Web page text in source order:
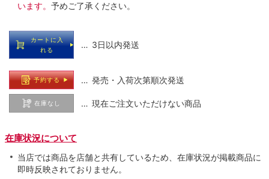
います。 予めご了承ください。
カートに入
れる
… 3日以内発送
予約する … 発売・入荷次第順次発送
在庫なし … 現在ご注文いただけない商品
在庫状況について
当店では商品を店舗と共有しているため、在庫状況が掲載商品に
即時反映されておりません。